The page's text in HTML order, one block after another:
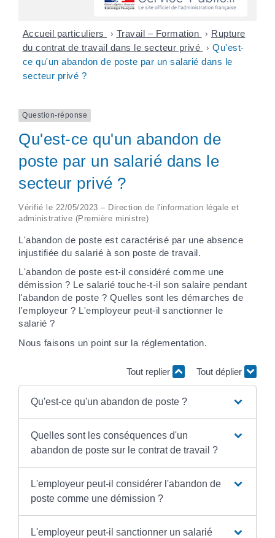
Accueil particuliers > Travail – Formation > Rupture
du contrat de travail dans le secteur privé > Qu'est-
ce qu'un abandon de poste par un salarié dans le
secteur privé ?
Question-réponse
Qu'est-ce qu'un abandon de
poste par un salarié dans le
secteur privé ?
Vérifié le 22/05/2023 – Direction de l'information légale et
administrative (Première ministre)
L'abandon de poste est caractérisé par une absence
injustifiée du salarié à son poste de travail.
L'abandon de poste est-il considéré comme une
démission ? Le salarié touche-t-il son salaire pendant
l'abandon de poste ? Quelles sont les démarches de
l'employeur ? L'employeur peut-il sanctionner le
salarié ?
Nous faisons un point sur la réglementation.
Tout replier Tout déplier
Qu'est-ce qu'un abandon de poste ?
Quelles sont les conséquences d'un
abandon de poste sur le contrat de travail ?
L'employeur peut-il considérer l'abandon de
poste comme une démission ?
L'employeur peut-il sanctionner un salarié